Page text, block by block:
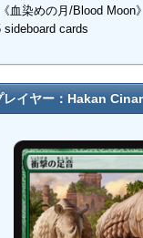
血染めの月/Blood Moon》
sideboard cards
イヤー：Hakan Cinar